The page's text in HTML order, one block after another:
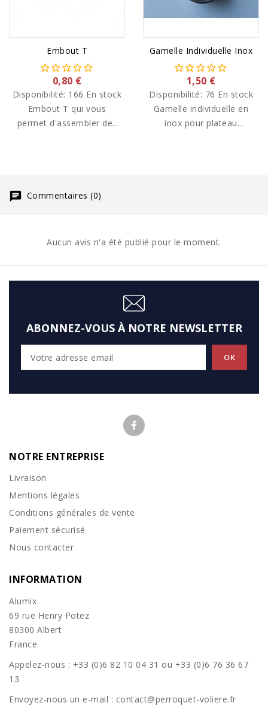
Embout T
0,80 €
Disponibilité: 166 En stock
Embout T qui vous
permet d'assembler des
Gamelle Individuelle Inox
1,50 €
Disponibilité: 76 En stock
Gamelle individuelle en
inox pour plateau
Commentaires (0)
Aucun avis n'a été publié pour le moment.
ABONNEZ-VOUS À NOTRE NEWSLETTER
NOTRE ENTREPRISE
Livraison
Mentions légales
Conditions générales de vente
Paiement sécurisé
Nous contacter
INFORMATION
Alumix
69 rue Henry Potez
80300 Albert
France
Appelez-nous : +33 (0)6 82 10 04 31 ou +33 (0)6 76 36 67
13
Envoyez-nous un e-mail : contact@perroquet-voliere.fr